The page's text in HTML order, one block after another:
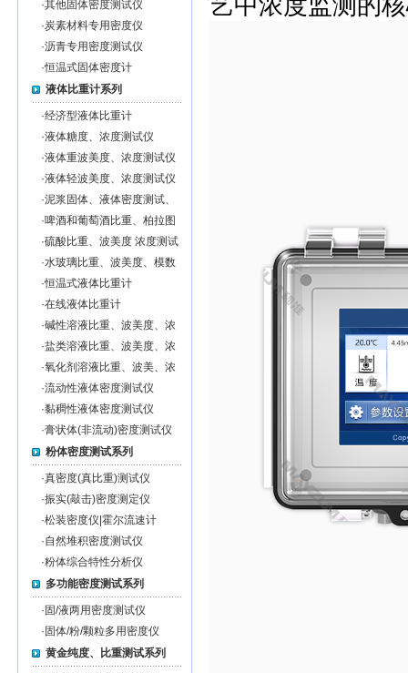
·其他固体密度测试仪
·炭素材料专用密度仪
·沥青专用密度测试仪
·恒温式固体密度计
液体比重计系列
·经济型液体比重计
·液体糖度、浓度测试仪
·液体重波美度、浓度测试仪
·液体轻波美度、浓度测试仪
·泥浆固体、液体密度测试、
泥浆固形物％含量测试仪
·啤酒和葡萄酒比重、柏拉图
度、浓度测试仪
·硫酸比重、波美度 浓度测试
仪
·水玻璃比重、波美度、模数
测试仪
·恒温式液体比重计
·在线液体比重计
·碱性溶液比重、波美度、浓
度测试仪
·盐类溶液比重、波美度、浓
度测试仪
·氧化剂溶液比重、波美、浓
度测试仪
·流动性液体密度测试仪
·黏稠性液体密度测试仪
·膏状体(非流动)密度测试仪
粉体密度测试系列
·真密度(真比重)测试仪
·振实(敲击)密度测定仪
·松装密度仪|霍尔流速计
·自然堆积密度测试仪
·粉体综合特性分析仪
多功能密度测试系列
· 固/液两用密度测试仪
· 固体/粉/颗粒多用密度仪
黄金纯度、比重测试系列
艺中浓度监测的